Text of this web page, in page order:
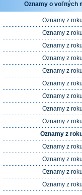
Oznamy o voľných
Oznamy z
Oznamy z
Oznamy z
Oznamy z
Oznamy z
Oznamy z
Oznamy z
Oznamy z
Oznamy z
Oznamy z
Oznamy z
Oznamy z
Oznamy z
Oznamy z